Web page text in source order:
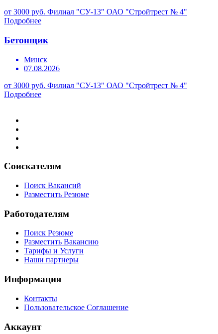
от 3000 руб. Филиал "СУ-13" ОАО "Стройтрест № 4"
Подробнее
Бетонщик
Минск
07.08.2026
от 3000 руб. Филиал "СУ-13" ОАО "Стройтрест № 4"
Подробнее
Соискателям
Поиск Вакансий
Разместить Резюме
Работодателям
Поиск Резюме
Разместить Вакансию
Тарифы и Услуги
Наши партнеры
Информация
Контакты
Пользовательское Соглашение
Аккаунт